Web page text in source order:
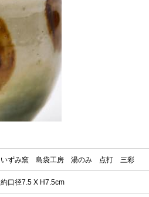
いずみ窯 島袋工房 湯のみ 点打 三彩
約口径7.5 X H7.5cm